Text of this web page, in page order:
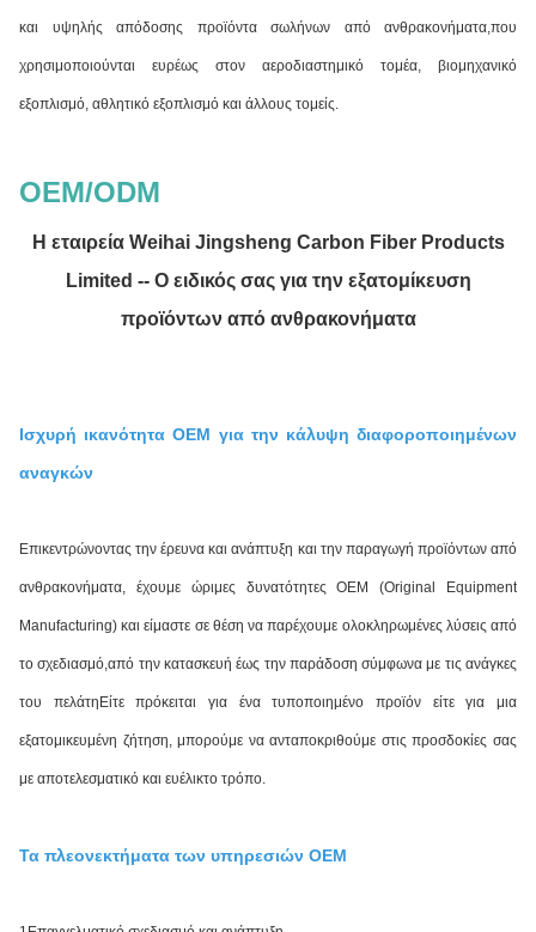
και υψηλής απόδοσης προϊόντα σωλήνων από ανθρακονήματα,που
χρησιμοποιούνται ευρέως στον αεροδιαστημικό τομέα, βιομηχανικό
εξοπλισμό, αθλητικό εξοπλισμό και άλλους τομείς.
OEM/ODM
Η εταιρεία Weihai Jingsheng Carbon Fiber Products
Limited -- Ο ειδικός σας για την εξατομίκευση
προϊόντων από ανθρακονήματα
Ισχυρή ικανότητα OEM για την κάλυψη διαφοροποιημένων
αναγκών
Επικεντρώνοντας την έρευνα και ανάπτυξη και την παραγωγή προϊόντων από
ανθρακονήματα, έχουμε ώριμες δυνατότητες OEM (Original Equipment
Manufacturing) και είμαστε σε θέση να παρέχουμε ολοκληρωμένες λύσεις από
το σχεδιασμό,από την κατασκευή έως την παράδοση σύμφωνα με τις ανάγκες
του πελάτηΕίτε πρόκειται για ένα τυποποιημένο προϊόν είτε για μια
εξατομικευμένη ζήτηση, μπορούμε να ανταποκριθούμε στις προσδοκίες σας
με αποτελεσματικό και ευέλικτο τρόπο.
Τα πλεονεκτήματα των υπηρεσιών OEM